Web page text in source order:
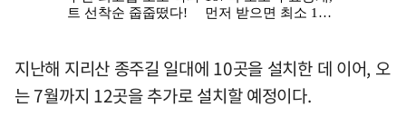
지난해 지리산 종주길 일대에 10곳을 설치한 데 이어, 오
는 7월까지 12곳을 추가로 설치할 예정이다.